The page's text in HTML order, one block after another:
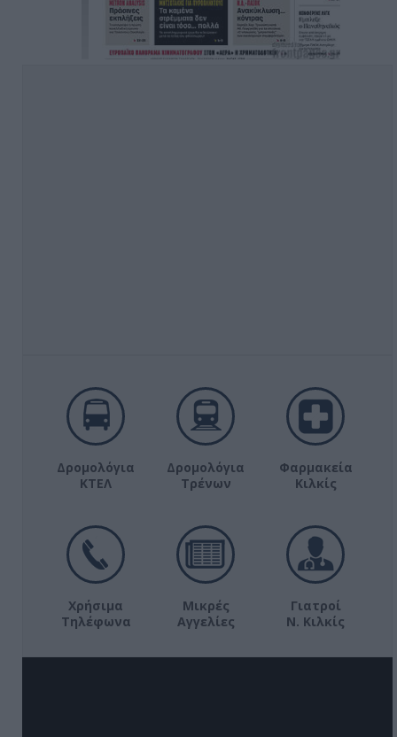
Δρομολόγια
ΚΤΕΛ
Δρομολόγια
Τρένων
Φαρμακεία
Κιλκίς
Χρήσιμα
Τηλέφωνα
Μικρές
Αγγελίες
Γιατροί
Ν. Κιλκίς